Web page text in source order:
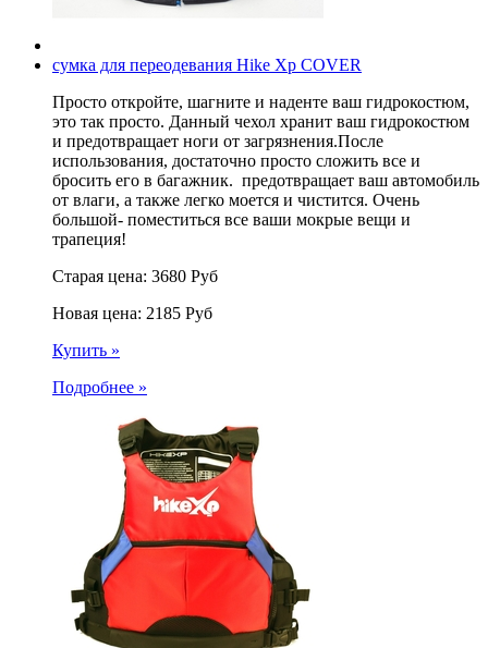
сумка для переодевания Hike Xp COVER
Просто откройте, шагните и наденте ваш гидрокостюм,
это так просто. Данный чехол хранит ваш гидрокостюм
и предотвращает ноги от загрязнения.После
использования, достаточно просто сложить все и
бросить его в багажник. предотвращает ваш автомобиль
от влаги, а также легко моется и чистится. Очень
большой- поместиться все ваши мокрые вещи и
трапеция!
Старая цена: 3680 Руб
Новая цена: 2185 Руб
Купить »
Подробнее »